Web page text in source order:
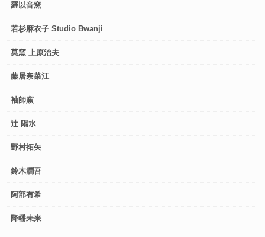
羅以音窯
若杉麻衣子 Studio Bwanji
莫窯 上原治夫
藤居奈菜江
袖師窯
辻 陽水
野村拓矢
鈴木潤吾
阿部有希
降幡未来